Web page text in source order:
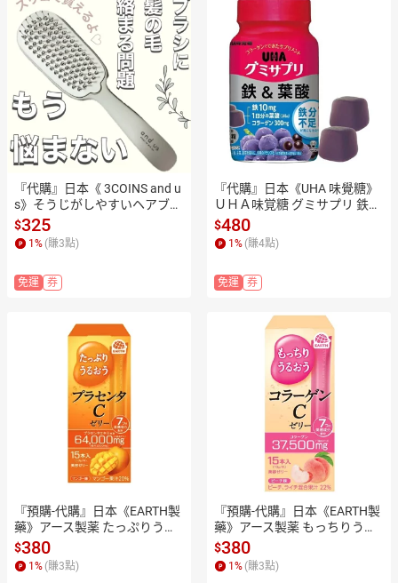
『代購』日本《 3COINS and u
s》そうじがしやすいヘアブラ
シ 可拆式順髮按摩梳
$325
1 % (賺3點)
免運 券
『代購』日本《UHA 味覺糖》
ＵＨＡ味覚糖 グミサプリ 鉄＆
葉酸 ボトル 補鐵&葉酸 營養軟
糖 綜合巴西莓口味 60粒 30日
份(罐裝)  ✿現貨+預購✿日本
🌸
$480
1 % (賺4點)
免運 券
『預購-代購』日本《EARTH製
藥》アース製薬 たっぷりうる
おう プラセンタC ゼリー マン
ゴー味 極品奢華版 胎盤素C果
凍條-15條入（芒果口味）✿現
$380
1 % (賺3點)
『預購-代購』日本《EARTH製
藥》アース製薬 もっちりうる
おう コラーゲンC ゼリー ピー
チ味 極品奢華版 膠原蛋白C果
凍條-15條入（蜜桃口味） ✿現
$380
1 % (賺3點)